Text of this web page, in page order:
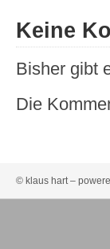
Keine
Bisher gibt
Die
© klaus hart –